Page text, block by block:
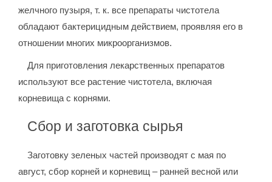
желчного пузыря, т. к. все препараты чистотела
обладают бактерицидным действием, проявляя его в
отношении многих микроорганизмов.
Для приготовления лекарственных препаратов
используют все растение чистотела, включая
корневища с корнями.
Сбор и заготовка сырья
Заготовку зеленых частей производят с мая по
август, сбор корней и корневищ – ранней весной или